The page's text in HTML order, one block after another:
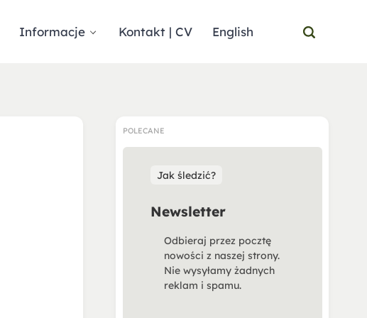
Informacje Kontakt | CV English
POLECANE
Jak śledzić?
Newsletter
Odbieraj przez pocztę
nowości z naszej strony.
Nie wysyłamy żadnych
reklam i spamu.